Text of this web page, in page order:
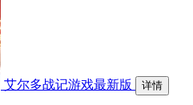
艾尔多战记游戏最新版 详情